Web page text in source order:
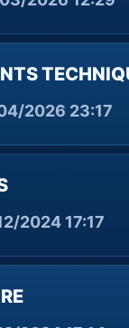
2026 23:17
2024 17:17